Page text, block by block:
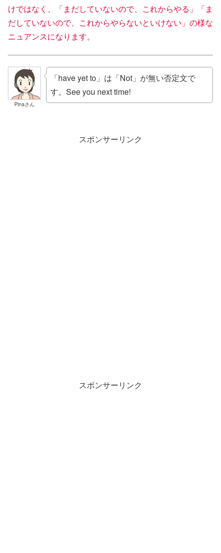
けではなく、「まだしていないので、これからやる」「ま
だしていないので、これからやらないといけない」の様な
ニュアンスになります。
Pinaさん
「have yet to」は「Not」が無い否定文で
す。See you next time!
スポンサーリンク
スポンサーリンク